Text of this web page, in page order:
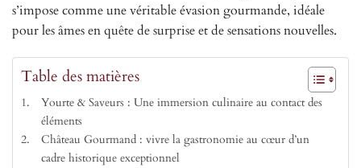
s’impose comme une véritable évasion gourmande, idéale
pour les âmes en quête de surprise et de sensations nouvelles.
Table des matières
Yourte & Saveurs : Une immersion culinaire au contact des
éléments
Château Gourmand : vivre la gastronomie au cœur d’un
cadre historique exceptionnel